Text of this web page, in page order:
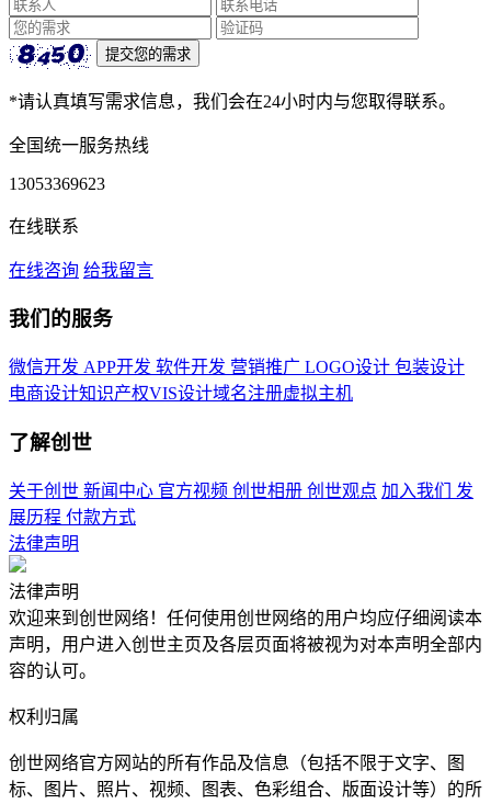
*请认真填写需求信息，我们会在24小时内与您取得联系。
全国统一服务热线
13053369623
在线联系
在线咨询 给我留言
我们的服务
微信开发 APP开发 软件开发 营销推广 LOGO设计 包装设计
电商设计知识产权VIS设计域名注册虚拟主机
了解创世
关于创世 新闻中心 官方视频 创世相册 创世观点 加入我们 发
展历程 付款方式
法律声明
法律声明
欢迎来到创世网络！任何使用创世网络的用户均应仔细阅读本
声明，用户进入创世主页及各层页面将被视为对本声明全部内
容的认可。
权利归属
创世网络官方网站的所有作品及信息（包括不限于文字、图
标、图片、照片、视频、图表、色彩组合、版面设计等）的所